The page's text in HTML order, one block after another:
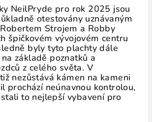
NeilPryde pro rok 2025 jsou
otestovány uznávaným
Strojem a Robby
špičkovém vývojovém centru
byly tyto plachty dále
základě poznatků a
z celého světa. V
nezůstává kámen na kameni
prochází neúnavnou kontrolou,
to nejlepší vybavení pro